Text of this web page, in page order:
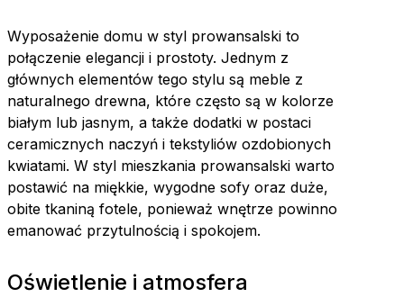
Wyposażenie domu w styl prowansalski to
połączenie elegancji i prostoty. Jednym z
głównych elementów tego stylu są meble z
naturalnego drewna, które często są w kolorze
białym lub jasnym, a także dodatki w postaci
ceramicznych naczyń i tekstyliów ozdobionych
kwiatami. W styl mieszkania prowansalski warto
postawić na miękkie, wygodne sofy oraz duże,
obite tkaniną fotele, ponieważ wnętrze powinno
emanować przytulnością i spokojem.
Oświetlenie i atmosfera